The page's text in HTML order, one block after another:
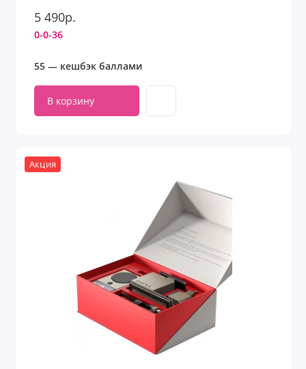
5 490р.
0-0-36
55 — кешбэк баллами
В корзину
Акция